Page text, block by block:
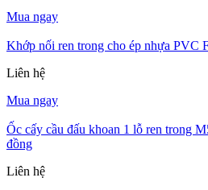
Mua ngay
Khớp nối ren trong cho ép nhựa PVC
Liên hệ
Mua ngay
Ốc cấy cầu đấu khoan 1 lỗ ren trong
đồng
Liên hệ